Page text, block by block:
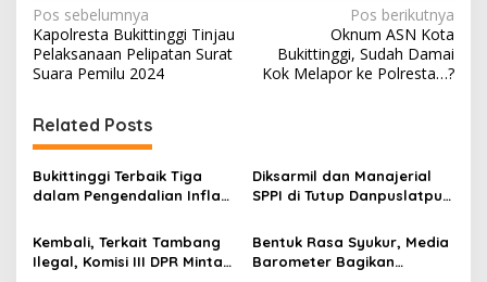
N
a
v
i
g
a
s
i
p
Pos sebelumnya
Kapolresta Bukittinggi Tinjau
Pelaksanaan Pelipatan Surat
Suara Pemilu 2024
Pos berikutnya
Oknum ASN Kota
Bukittinggi, Sudah Damai
Kok Melapor ke Polresta…?
Related Posts
Bukittinggi Terbaik Tiga
dalam Pengendalian Inflasi
Diksarmil dan Manajerial
SPPI di Tutup Danpuslatpur
Kembali, Terkait Tambang
Ilegal, Komisi III DPR Minta
Bentuk Rasa Syukur, Media
Barometer Bagikan